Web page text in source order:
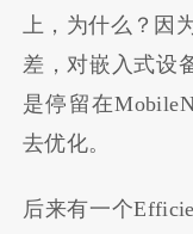
上，为什么？因
差，对嵌入式设
是停留在
去优化。
后来有一个